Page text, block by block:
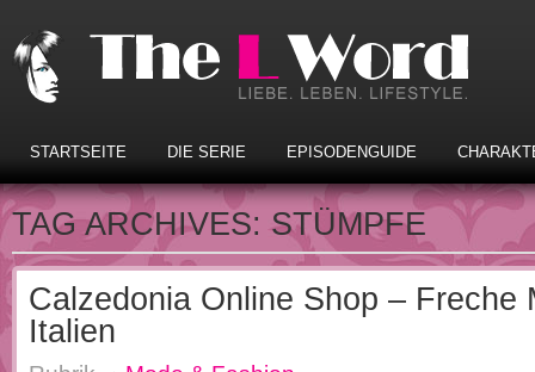
STARTSEITE DIE SERIE EPISODENGUIDE
TAG ARCHIVES: STÜMPFE
Calzedonia Online Shop – Freche
Italien